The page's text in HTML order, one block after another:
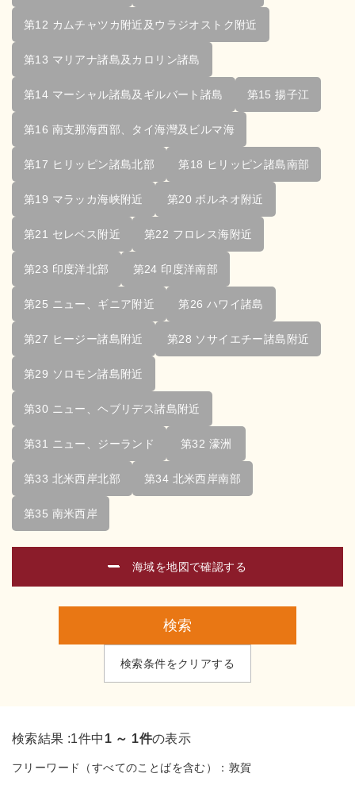
第12 カムチャツカ附近及ウラジオストク附近
第13 マリアナ諸島及カロリン諸島
第14 マーシャル諸島及ギルバート諸島 第15 揚子江
第16 南支那海西部、タイ海灣及ビルマ海
第17 ヒリッピン諸島北部 第18 ヒリッピン諸島南部
第19 マラッカ海峡附近 第20 ボルネオ附近
第21 セレベス附近 第22 フロレス海附近
第23 印度洋北部 第24 印度洋南部
第25 ニュー、ギニア附近 第26 ハワイ諸島
第27 ヒージー諸島附近 第28 ソサイエチー諸島附近
第29 ソロモン諸島附近
第30 ニュー、ヘブリデス諸島附近
第31 ニュー、ジーランド 第32 濠洲
第33 北米西岸北部 第34 北米西岸南部
第35 南米西岸
海域を地図で確認する
検索
検索条件をクリアする
検索結果 :1件中 1 ～ 1件の表示
フリーワード（すべてのことばを含む）： 敦賀